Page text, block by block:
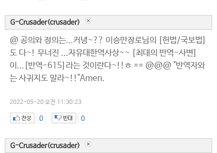
G-Crusader(crusader)
@ 공의와 정의는...커녕~?? 이승만장로님의 [헌법/국보법]
도 다~! 무너진 ...자유대한역사상~~ [최대의 반역-사변]
이...[반역-615]라는 것이란다~!!ㅎ == @@@ "반역자와
는 사귀지도 말라~!!"Amen.
2022-05-20 오전 11:30:23
0 0
G-Crusader(crusader)